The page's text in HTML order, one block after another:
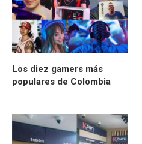
Los diez gamers más
populares de Colombia